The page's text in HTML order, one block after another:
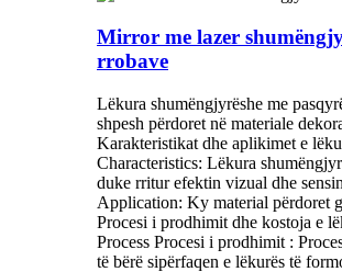
Mirror me lazer
rrobave
Lëkura shumëngjyrëshe me
shpesh përdoret në materiale
Karakteristikat dhe aplikimet e
‌Characteristics‌: Lëkura
duke rritur efektin vizual dhe
‌Application‌: Ky material përdoret
Procesi i prodhimit dhe kostoja e
Process Procesi i prodhimit ‌:
të bërë sipërfaqen e lëkurës të